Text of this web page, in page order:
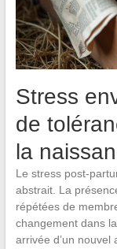
Stress
de
la
Le stress post-
abstrait. La
répétées de
changement dans
arrivée d’un